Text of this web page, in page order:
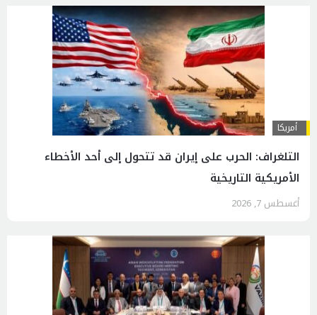
أمريكا
التلغراف: الحرب على إيران قد تتحول إلى أحد الأخطاء
الأمريكية التاريخية
أغسطس 7, 2026